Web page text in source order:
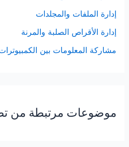
إدارة الملفات والمجلدات
إدارة الأقراص الصلبة والمرنة
مشاركة المعلومات بين
موضوعات مرتبطة من